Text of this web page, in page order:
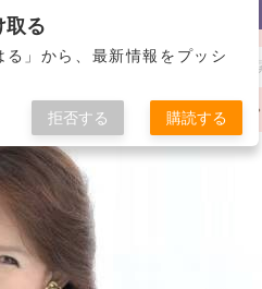
ブログを通して皆さんにお伝えします。
索
取る
」から、最新情報をプッシ
拒否する 購読する